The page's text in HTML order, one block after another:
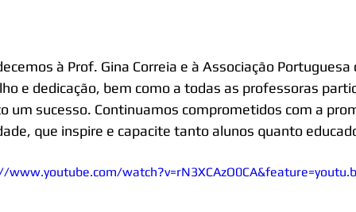
à Prof. Gina Correia e à Associação
e dedicação, bem como a todas as professoras
um sucesso. Continuamos comprometidos com a
que inspire e capacite tanto alunos quanto
www.youtube.com/